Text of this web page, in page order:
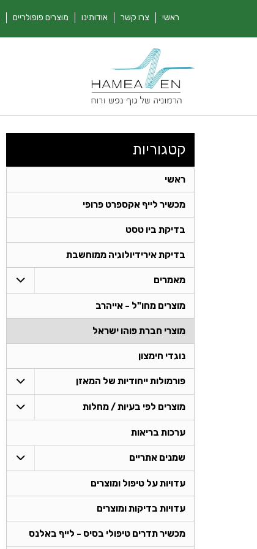
ראשי צרו קשר אודותינו מוצרים פופולריים
קטגוריות
ראשי
מכשיר לייף אקספרט פרופי
בדיקת ביו טסט
בדיקת אירידיולוגיה ממוחשבת
מאמרים
מוצרים מחו"ל - אייהרב
מוצרי חברת פוהו ישראל
נוגדי חימצון
פורמולות ייחודיות של המאזן
מוצרים לפי בעיות / מחלות
ערכות בריאות
שמנים אתריים
עדויות על טיפול ומוצרים
עדויות בדיקות ומוצרים
מכשיר תדרים טיפולי בסיס - לייף באלנס